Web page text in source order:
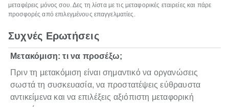
μεταφέρεις μόνος σου. Δες τη λίστα με τις μεταφορικές εταιρείες και πάρε
προσφορές από επιλεγμένους επαγγελματίες.
Συχνές Ερωτήσεις
Μετακόμιση: τι να προσέξω;
Πριν τη μετακόμιση είναι σημαντικό να οργανώσεις
σωστά τη συσκευασία, να προστατέψεις εύθραυστα
αντικείμενα και να επιλέξεις αξιόπιστη μεταφορική